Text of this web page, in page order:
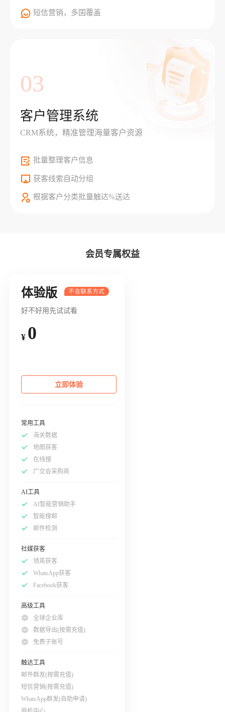
短信营销，多国覆盖
03
客户管理系统
CRM系统，精准管理海量客户资源
批量整理客户信息
获客线索自动分组
根据客户分类批量触达%送达
会员专属权益
体验版
好不好用先试试看
¥ 0
立即体验
常用工具
海关数据
地图获客
在线搜
广交会采购商
AI工具
AI智能营销助手
智能搜邮
邮件检测
社媒获客
领英获客
WhatsApp获客
Facebook获客
高级工具
全球企业库
数据导出(按需充值)
免费子账号
触达工具
邮件群发(按需充值)
短信营销(按需充值)
WhatsApp群发(自助申请)